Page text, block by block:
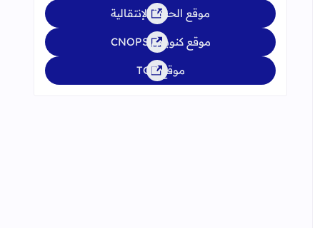
موقع الحركة الإنتقالية
موقع كنوبس CNOPS
موقع TGR